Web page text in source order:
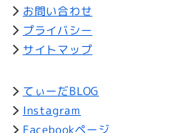
お問い合わせ
プライバシー
サイトマップ
てぃーだBLOG
Instagram
Facebookページ